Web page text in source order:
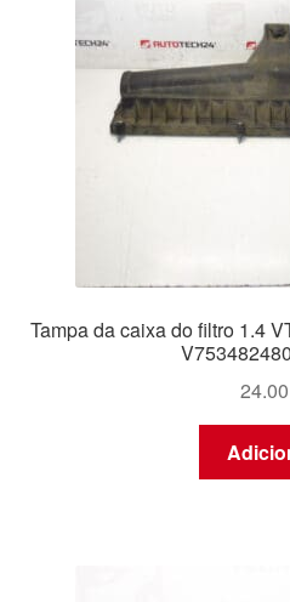
Tampa da caixa do filtro 1.4
24.00